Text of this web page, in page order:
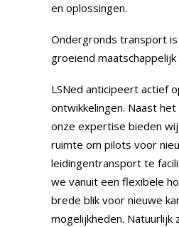
en oplossingen.
Ondergronds transport
groeiend maatschappelijk
LSNed anticipeert actief
ontwikkelingen. Naast
onze expertise bieden
ruimte om pilots voor
leidingentransport te
we vanuit een flexibele
brede blik voor nieuwe
mogelijkheden. Natuurlijk